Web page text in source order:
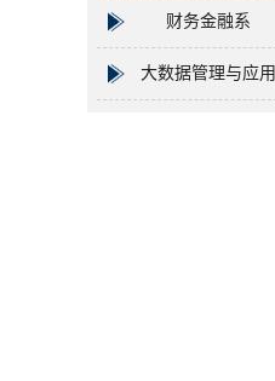
财务金融系
大数据管理与应用